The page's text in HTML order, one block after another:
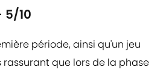
5/10
période, ainsi qu'un jeu
que lors de la phase